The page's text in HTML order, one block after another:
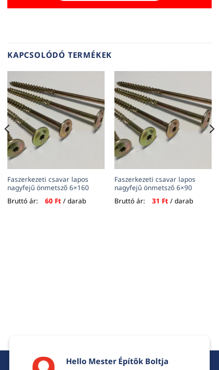
KAPCSOLÓDÓ TERMÉKEK
Faszerkezeti csavar lapos
nagyfejű önmetsző 6×160
Bruttó ár:
60 Ft/ darab
Faszerkezeti csavar lapos
nagyfejű önmetsző 6×90
Bruttó ár:
31 Ft/ darab
Hello Mester Építők Boltja